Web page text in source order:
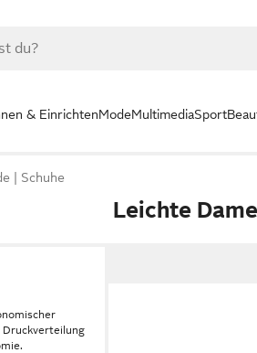
& EinrichtenModeMultimediaSport
Schuhe
Leichte